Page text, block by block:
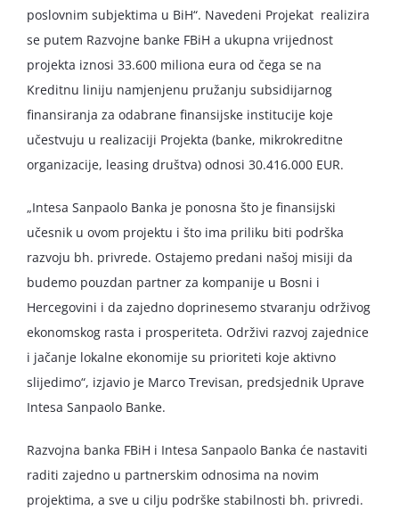
poslovnim subjektima u BiH“. Navedeni Projekat realizira
se putem Razvojne banke FBiH a ukupna vrijednost
projekta iznosi 33.600 miliona eura od čega se na
Kreditnu liniju namjenjenu pružanju subsidijarnog
finansiranja za odabrane finansijske institucije koje
učestvuju u realizaciji Projekta (banke, mikrokreditne
organizacije, leasing društva) odnosi 30.416.000 EUR.
„Intesa Sanpaolo Banka je ponosna što je finansijski
učesnik u ovom projektu i što ima priliku biti podrška
razvoju bh. privrede. Ostajemo predani našoj misiji da
budemo pouzdan partner za kompanije u Bosni i
Hercegovini i da zajedno doprinesemo stvaranju održivog
ekonomskog rasta i prosperiteta. Održivi razvoj zajednice
i jačanje lokalne ekonomije su prioriteti koje aktivno
slijedimo“, izjavio je Marco Trevisan, predsjednik Uprave
Intesa Sanpaolo Banke.
Razvojna banka FBiH i Intesa Sanpaolo Banka će nastaviti
raditi zajedno u partnerskim odnosima na novim
projektima, a sve u cilju podrške stabilnosti bh. privredi.